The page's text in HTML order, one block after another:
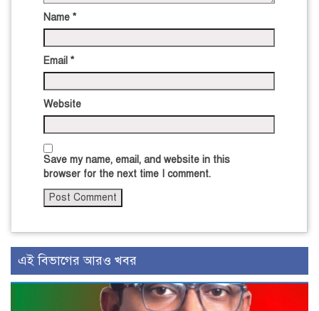
Name *
Email *
Website
Save my name, email, and website in this
browser for the next time I comment.
এই বিভাগের আরও খবর